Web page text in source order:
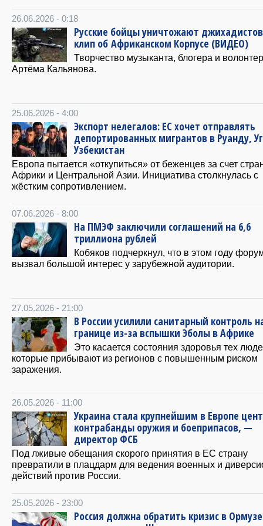
26.06.2026 - 0:18
Русские бойцы уничтожают
клип об Африканском Корпусе (ВИДЕО)
Творчество музыканта, блогера и
Артёма Кальянова.
25.06.2026 - 4:00
Экспорт нелегалов: ЕС хочет отправлять
депортированных мигрантов в Руанду,
Узбекистан
Европа пытается «откупиться» от беженцев за счет
Африки и Центральной Азии. Инициатива столкнулась с
жёстким сопротивлением.
07.06.2026 - 8:00
На ПМЭФ заключили соглашений на 6,6
триллиона рублей
Кобяков подчеркнул, что в этом году
вызвал большой интерес у зарубежной аудитории.
27.05.2026 - 21:00
В России усилили санитарный контроль
границе из-за вспышки Эболы в Африке
Это касается состояния здоровья тех
которые прибывают из регионов с повышенным риском
заражения.
26.05.2026 - 11:00
Украина стала крупнейшим в Европе
контрабанды оружия и боеприпасов, —
директор ФСБ
Под лживые обещания скорого принятия в ЕС страну
превратили в плацдарм для ведения военных и
действий против России.
25.05.2026 - 23:00
Россия должна обратить кризис в